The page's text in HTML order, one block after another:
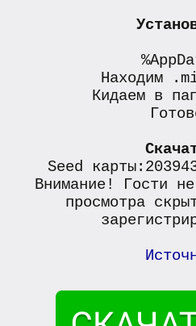
Находим
Кидаем в
Seed
Внимание! Гости
просмотра